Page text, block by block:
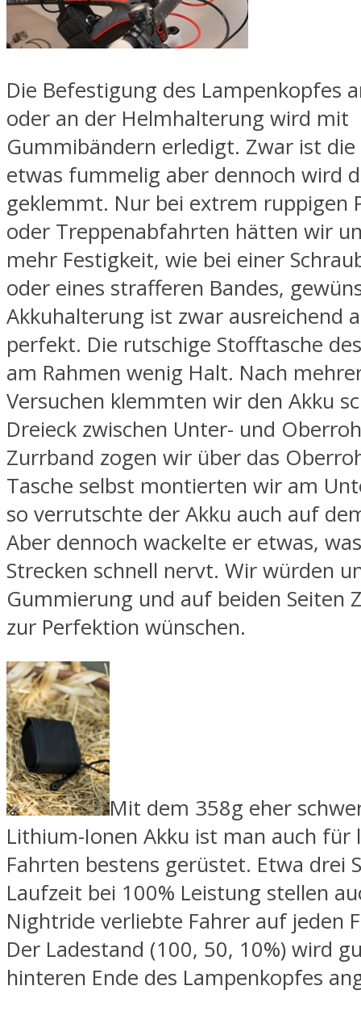
Die Befestigung des Lampenkopfes
oder an der Helmhalterung wird mit
Gummibändern erledigt. Zwar ist
etwas fummelig aber dennoch wird
geklemmt. Nur bei extrem ruppigen
oder Treppenabfahrten hätten wir
mehr Festigkeit, wie bei einer
oder eines strafferen Bandes,
Akkuhalterung ist zwar ausreichend
perfekt. Die rutschige Stofftasche
am Rahmen wenig Halt. Nach
Versuchen klemmten wir den Akku
Dreieck zwischen Unter- und
Zurrband zogen wir über das
Tasche selbst montierten wir am
so verrutschte der Akku auch auf
Aber dennoch wackelte er etwas,
Strecken schnell nervt. Wir würden
Gummierung und auf beiden Seiten
zur Perfektion wünschen.
Mit dem 358g eher
Lithium-Ionen Akku ist man auch für
Fahrten bestens gerüstet. Etwa drei
Laufzeit bei 100% Leistung stellen
Nightride verliebte Fahrer auf jeden
Der Ladestand (100, 50, 10%) wird
hinteren Ende des Lampenkopfes